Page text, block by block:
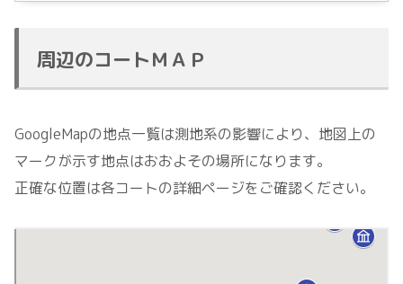
周辺のコートＭＡＰ
GoogleMapの地点一覧は測地系の影響により、地図上の
マークが示す地点はおおよその場所になります。
正確な位置は各コートの詳細ページをご確認ください。